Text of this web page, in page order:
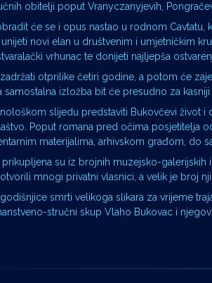
obitelji poput Vranyczanyjevih,
će se i opus nastao u rodnom Cavtatu,
novi elan u društvenim i umjetničkim
vrhunac te donijeti najljepša
otprilike četiri godine, a potom će
samostalna izložba bit će presudno za kasniji
slijedu predstaviti Bukovčevi život
Poput romana pred očima posjetitelja
materijalima, arhivskom građom, do
su iz brojnih muzejsko-
mnogi privatni vlasnici, a velik je broj
smrti velikoga slikara za vrijeme
stručni skup Vlaho Bukovac i